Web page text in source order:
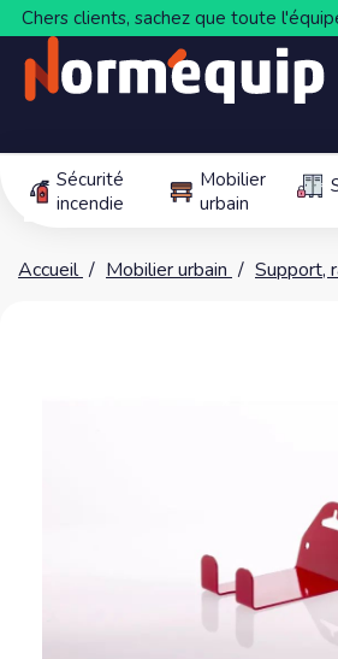
Chers clients, sachez que toute
Sécurité
incendie
Mobilier
urbain
Accueil Mobilier urbain Support,